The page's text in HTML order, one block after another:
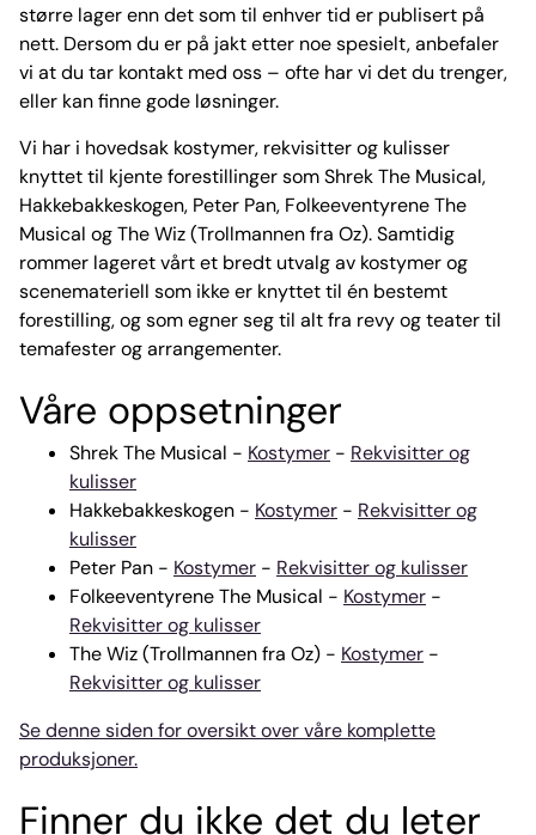
større lager enn det som til enhver tid er publisert på
nett. Dersom du er på jakt etter noe spesielt, anbefaler
vi at du tar kontakt med oss – ofte har vi det du trenger,
eller kan finne gode løsninger.
Vi har i hovedsak kostymer, rekvisitter og kulisser
knyttet til kjente forestillinger som Shrek The Musical,
Hakkebakkeskogen, Peter Pan, Folkeeventyrene The
Musical og The Wiz (Trollmannen fra Oz). Samtidig
rommer lageret vårt et bredt utvalg av kostymer og
scenemateriell som ikke er knyttet til én bestemt
forestilling, og som egner seg til alt fra revy og teater til
temafester og arrangementer.
Våre oppsetninger
Shrek The Musical - Kostymer - Rekvisitter og
kulisser
Hakkebakkeskogen - Kostymer - Rekvisitter og
kulisser
Peter Pan - Kostymer - Rekvisitter og kulisser
Folkeeventyrene The Musical - Kostymer -
Rekvisitter og kulisser
The Wiz (Trollmannen fra Oz) - Kostymer -
Rekvisitter og kulisser
Se denne siden for oversikt over våre komplette
produksjoner.
Finner du ikke det du leter